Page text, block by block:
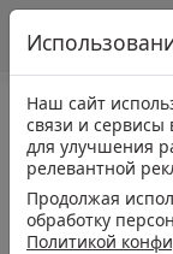
Наш сайт
связи и сервисы
для улучшения
релевантной
Продолжая
обработку
Политикой